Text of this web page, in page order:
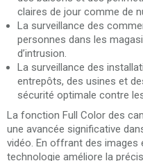
claires de jour comme de
La surveillance des
personnes dans les
d’intrusion.
La surveillance des
entrepôts, des usines et
sécurité optimale contre
La fonction Full Color des
une avancée significative
vidéo. En offrant des images
technologie améliore la